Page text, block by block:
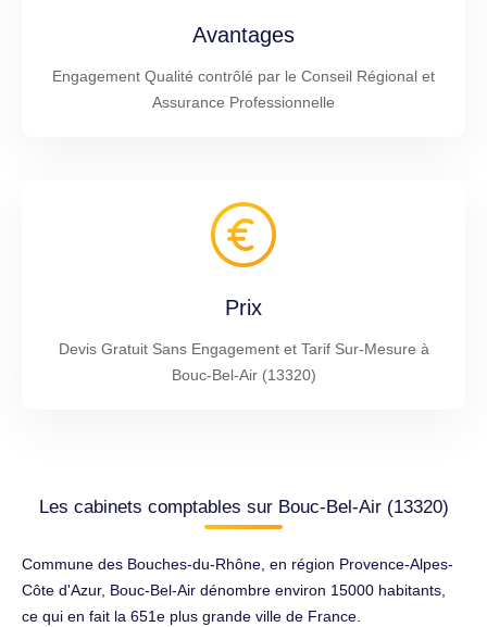
Avantages
Engagement Qualité contrôlé par le Conseil Régional et
Assurance Professionnelle
Prix
Devis Gratuit Sans Engagement et Tarif Sur-Mesure à
Bouc-Bel-Air (13320)
Les cabinets comptables sur Bouc-Bel-Air (13320)
Commune des Bouches-du-Rhône, en région Provence-Alpes-
Côte d'Azur, Bouc-Bel-Air dénombre environ 15000 habitants,
ce qui en fait la 651e plus grande ville de France.